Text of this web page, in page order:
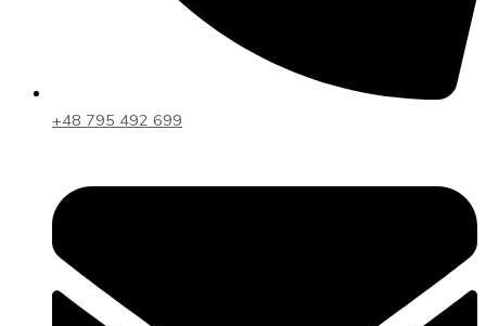
+48 795 492 699